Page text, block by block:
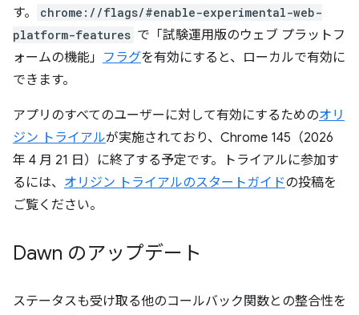
す。
chrome://flags/#enable-experimental-web-
platform-features で「試験運用版のウェブ プラットフ
ォームの機能」 フラグを有効にすると、ローカルで有効に
できます。
アプリのすべてのユーザーに対して有効にするためのオリ
ジン トライアルが実施されており、Chrome 145（2026
年 4 月 21 日）に終了する予定です。トライアルに参加す
るには、 オリジン トライアルのスタートガイドの投稿を
ご覧ください。
Dawn のアップデート
ステータスも受け取る他のコールバック関数との整合性を